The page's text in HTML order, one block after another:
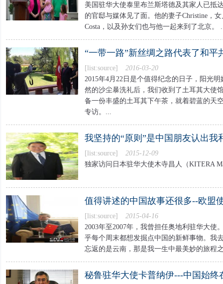
美国驻华大使泰里布兰斯塔德及其家人已抵
的官邸与媒体见了面。他的妻子Christine，
Costa，以及孙女们也与他一起来到了北京。
“一带一路”新丝绸之路代表了和平
[list:source]
2016-03-20
2015年4月22日是个值得纪念的日子，阳光
然的沙尘暴洗礼后，我们收到了土耳其大使
备一份丰盛的土耳其下午茶，就着碧蓝的天
专访。...
我坚持的“原则”是中国朋友认出我
[list:source]
2015-12-09
独家访问日本驻华大使木寺昌人（KITERA
值得讲述的中国故事还很多--欧盟使
[list:source]
2015-04-16
2003年至2007年，我曾担任奥地利驻华大使
乎每个周末都想发掘点中国的新鲜事物。我
忘返的是云南，那是我一生中最美妙的旅程
秘鲁驻华大使卡普纳伊---中国始终